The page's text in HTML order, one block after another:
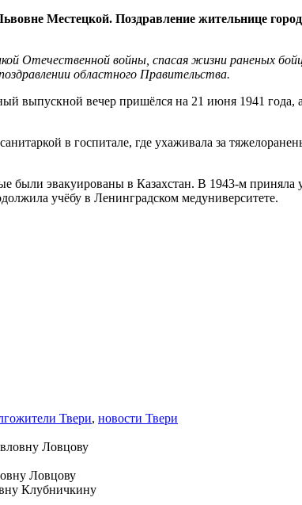
Местецкой. Поздравление жительнице
Отечественной войны, спасая жизни раненых
областного Правительства.
выпускной вечер пришёлся на 21 июня 1941 года,
в госпитале, где ухаживала за
были эвакуированы в Казахстан. В 1943-м приняла
учёбу в Ленинградском медуниверситете.
Твери, новости Твери
Ловцову